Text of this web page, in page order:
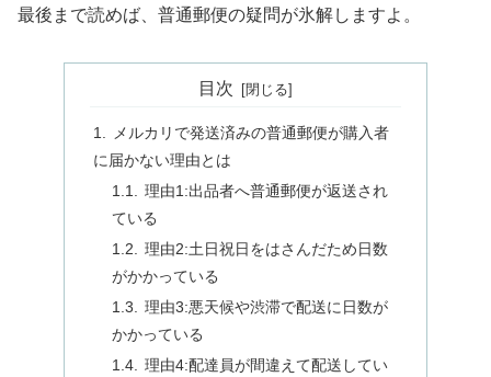
最後まで読めば、普通郵便の疑問が氷解しますよ。
目次
メルカリで発送済みの普通郵便が購入者
に届かない理由とは
理由1:出品者へ普通郵便が返送され
ている
理由2:土日祝日をはさんだため日数
がかかっている
理由3:悪天候や渋滞で配送に日数が
かかっている
理由4:配達員が間違えて配送してい